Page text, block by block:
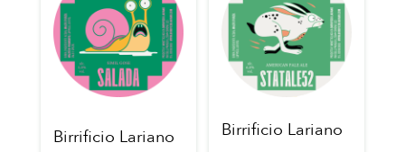
Birrificio Lariano Birrificio Lariano